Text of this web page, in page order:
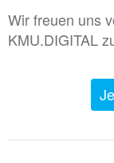
Wir freuen uns
KMU.DIGITAL